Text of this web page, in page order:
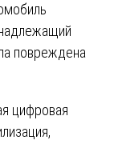
повреждена
цифровая